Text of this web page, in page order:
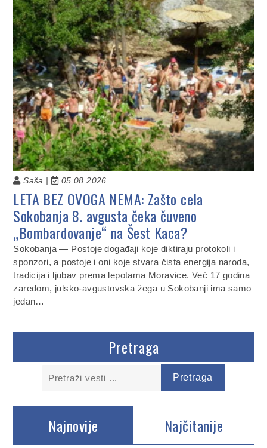
Saša | 05.08.2026.
LETA BEZ OVOGA NEMA: Zašto cela
Sokobanja 8. avgusta čeka čuveno
„Bombardovanje“ na Šest Kaca?
Sokobanja — Postoje događaji koje diktiraju protokoli i
sponzori, a postoje i oni koje stvara čista energija naroda,
tradicija i ljubav prema lepotama Moravice. Već 17 godina
zaredom, julsko-avgustovska žega u Sokobanji ima samo
jedan…
Pretraga
Najnovije Najčitanije